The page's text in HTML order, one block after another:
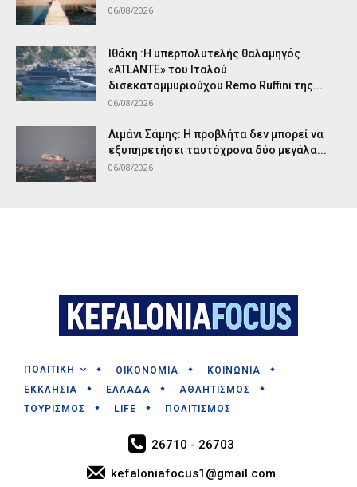
06/08/2026
Ιθάκη :Η υπερπολυτελής θαλαμηγός
«ATLANTE» του Ιταλού
δισεκατομμυριούχου Remo Ruffini της...
06/08/2026
Λιμάνι Σάμης: Η προβλήτα δεν μπορεί να
εξυπηρετήσει ταυτόχρονα δύο μεγάλα...
06/08/2026
ΠΟΛΙΤΙΚΗ ΟΙΚΟΝΟΜΙΑ
ΚΟΙΝΩΝΙΑ
ΕΚΚΛΗΣΙΑ
ΕΛΛΑΔΑ
ΑΘΛΗΤΙΣΜΟΣ
ΤΟΥΡΙΣΜΟΣ
LIFE ΠΟΛΙΤΙΣΜΟΣ
26710 - 26703
kefaloniafocus1@gmail.com